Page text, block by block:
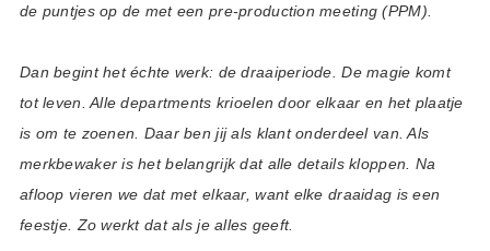
de puntjes op de met een pre-production meeting (PPM).
Dan begint het échte werk: de draaiperiode. De magie komt
tot leven. Alle departments krioelen door elkaar en het plaatje
is om te zoenen. Daar ben jij als klant onderdeel van. Als
merkbewaker is het belangrijk dat alle details kloppen. Na
afloop vieren we dat met elkaar, want elke draaidag is een
feestje. Zo werkt dat als je alles geeft.